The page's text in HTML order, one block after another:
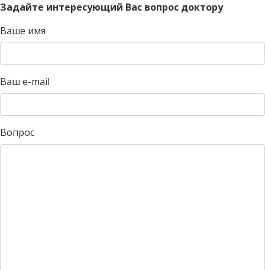
Задайте интересующий Вас вопрос доктору
Ваше имя
Ваш e-mail
Вопрос